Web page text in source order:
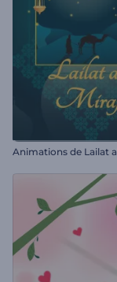
Animations de Lailat